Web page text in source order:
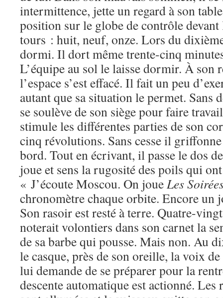
intermittence, jette un regard à son
position sur le globe de contrôle
tours : huit, neuf, onze. Lors du
dormi. Il dort même trente-cinq
L’équipe au sol le laisse dormir. À son
l’espace s’est effacé. Il fait un peu
autant que sa situation le permet. Sans
se soulève de son siège pour faire
stimule les différentes parties de son
cinq révolutions. Sans cesse il
bord. Tout en écrivant, il passe le dos
joue et sens la rugosité des poils qui
« J’écoute Moscou. On joueLes
chronomètre chaque orbite. Encore un
Son rasoir est resté à terre. Quatre-
noterait volontiers dans son carnet la
de sa barbe qui pousse. Mais non. Au
le casque, près de son oreille, la voix
lui demande de se préparer pour la
descente automatique est actionné.